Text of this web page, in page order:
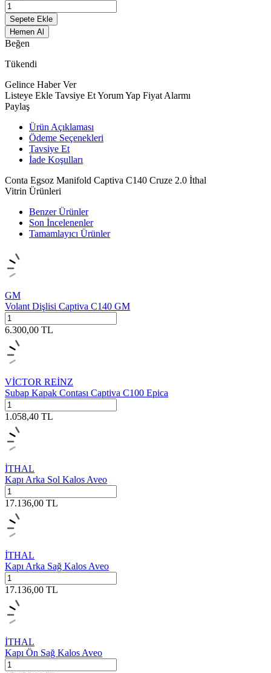
Sepete Ekle
Hemen Al
Beğen
Tükendi
Gelince Haber Ver
Listeye Ekle Tavsiye EtYorum Yap Fiyat Alarmı
Paylaş
Ürün Açıklaması
Ödeme Seçenekleri
Tavsiye Et
İade Koşulları
Conta Egsoz Manifold Captiva C140 Cruze 2.0 İthal
Vitrin Ürünleri
Benzer Ürünler
Son İncelenenler
Tamamlayıcı Ürünler
GM
Volant Dişlisi Captiva C140 GM
6.300,00 TL
VİCTOR REİNZ
Subap Kapak Contası Captiva C100 Epica
1.058,40 TL
İTHAL
Kapı Arka Sol Kalos Aveo
17.136,00 TL
İTHAL
Kapı Arka Sağ Kalos Aveo
17.136,00 TL
İTHAL
Kapı Ön Sağ Kalos Aveo